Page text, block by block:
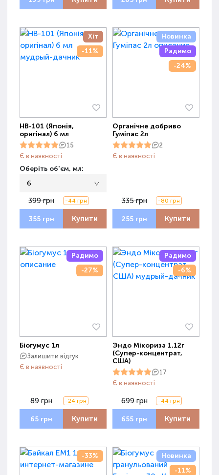
Хіт
-11%
НВ-101 (Японія,
оригінал) 6 мл
15
Є в наявності
Оберіть об'єм, мл:
6
399 грн -44 грн
355 грн Купити
Новинка
Радимо
-24%
Органічне добриво
Гуміпас 2л
2
Є в наявності
335 грн -80 грн
255 грн Купити
Радимо
-27%
Біогумус 1л
Залишити відгук
Є в наявності
89 грн -24 грн
65 грн Купити
Радимо
-6%
Эндо Мікориза 1,12г
(Супер-концентрат,
США)
17
Є в наявності
699 грн -44 грн
655 грн Купити
-33%
Новинка
-11%